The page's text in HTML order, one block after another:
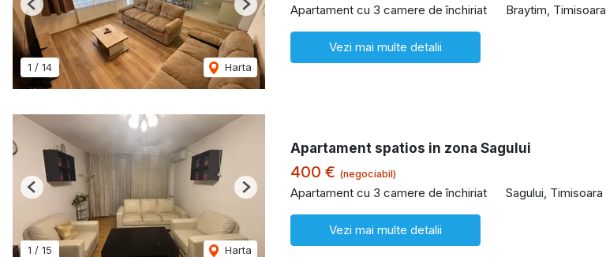
1 / 14 Harta
Previous Next Apartament cu 3 camere de închiriat Braytim, Timisoara
Vezi mai multe detalii
1 / 15 Harta
Previous Next
Apartament spatios in zona Sagului
400 € (negociabil)
Apartament cu 3 camere de închiriat Sagului, Timisoara
Vezi mai multe detalii